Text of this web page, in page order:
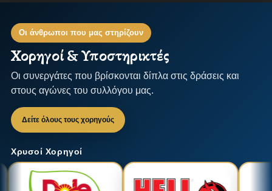
Οι άνθρωποι που μας στηρίζουν
Χορηγοί & Υποστηρικτές
Οι συνεργάτες που βρίσκονται δίπλα στις δράσεις και
στους αγώνες του συλλόγου μας.
Δείτε όλους τους χορηγούς
Χρυσοί Χορηγοί